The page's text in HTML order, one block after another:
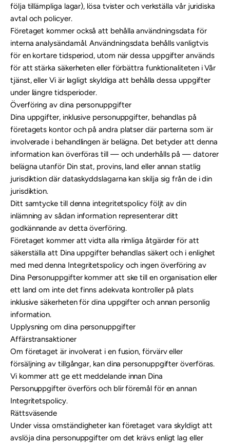
följa tillämpliga lagar), lösa tvister och verkställa vår juridiska
avtal och policyer.
Företaget kommer också att behålla användningsdata för
interna analysändamål. Användningsdata behålls vanligtvis
för en kortare tidsperiod, utom när dessa uppgifter används
för att stärka säkerheten eller förbättra funktionaliteten i Vår
tjänst, eller Vi är lagligt skyldiga att behålla dessa uppgifter
under längre tidsperioder.
Överföring av dina personuppgifter
Dina uppgifter, inklusive personuppgifter, behandlas på
företagets kontor och på andra platser där parterna som är
involverade i behandlingen är belägna. Det betyder att denna
information kan överföras till — och underhålls på — datorer
belägna utanför Din stat, provins, land eller annan statlig
jurisdiktion där dataskyddslagarna kan skilja sig från de i din
jurisdiktion.
Ditt samtycke till denna integritetspolicy följt av din
inlämning av sådan information representerar ditt
godkännande av detta överföring.
Företaget kommer att vidta alla rimliga åtgärder för att
säkerställa att Dina uppgifter behandlas säkert och i enlighet
med med denna Integritetspolicy och ingen överföring av
Dina Personuppgifter kommer att ske till en organisation eller
ett land om inte det finns adekvata kontroller på plats
inklusive säkerheten för dina uppgifter och annan personlig
information.
Upplysning om dina personuppgifter
Affärstransaktioner
Om företaget är involverat i en fusion, förvärv eller
försäljning av tillgångar, kan dina personuppgifter överföras.
Vi kommer att ge ett meddelande innan Dina
Personuppgifter överförs och blir föremål för en annan
Integritetspolicy.
Rättsväsende
Under vissa omständigheter kan företaget vara skyldigt att
avslöja dina personuppgifter om det krävs enligt lag eller